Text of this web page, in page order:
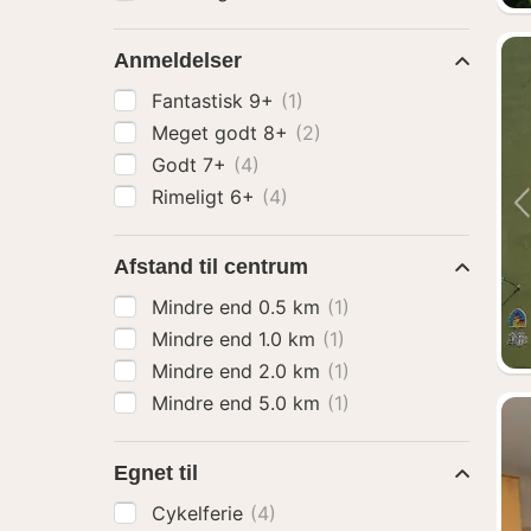
Anmeldelser
Fantastisk 9+ (1)
Meget godt 8+ (2)
Godt 7+ (4)
Rimeligt 6+ (4)
Afstand til centrum
Mindre end 0.5 km (1)
Mindre end 1.0 km (1)
Mindre end 2.0 km (1)
Mindre end 5.0 km (1)
Egnet til
Cykelferie (4)